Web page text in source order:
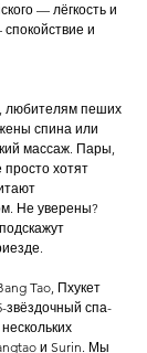
— лёгкость и
и
любителям пеших
спина или
массаж. Пары,
хотят
Не уверены?
Tao, Пхукет
звёздочный спа-
и Surin. Мы